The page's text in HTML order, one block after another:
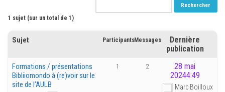
1 sujet (sur un total de 1)
Sujet ParticipantsMessages
Dernière
publication
Formations / présentations
Bibliiomondo à (re)voir sur le
site de l’AULB
1 2
28 mai
20244:49
Marc Boilloux